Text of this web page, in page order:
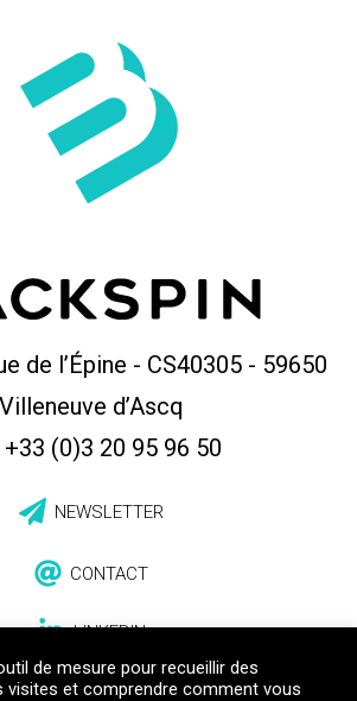
de l’Épine - CS40305 - 59650
Villeneuve d’Ascq
+33 (0)3 20 95 96 50
NEWSLETTER
CONTACT
LINKEDIN
de mesure pour recueillir des
visites et comprendre comment vous